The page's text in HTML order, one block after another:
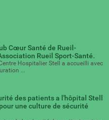
Cœur Santé de Rueil-
Rueil Sport-Santé.
Hospitalier Stell a accueilli avec
...
des patients a l'hôpital Stell
une culture de sécurité